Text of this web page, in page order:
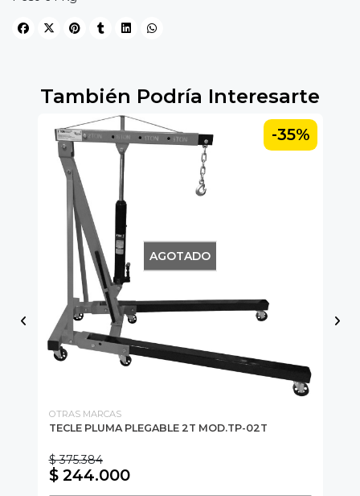
También Podría Interesarte
-35%
AGOTADO
OTRAS MARCAS
TECLE PLUMA PLEGABLE 2T MOD.TP-02T
$ 375.384
$ 244.000